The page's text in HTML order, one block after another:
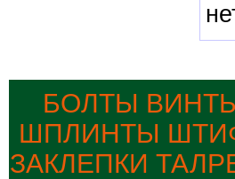
БОЛТЫ
ШПЛИНТЫ
ЗАКЛЕПКИ